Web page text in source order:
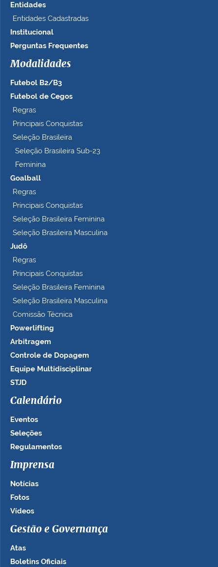
Entidades
Entidades Cadastradas
Institucional
Perguntas Frequentes
Modalidades
Futebol B2/B3
Futebol de Cegos
Regras
Principais Conquistas
Seleção Brasileira
Seleção Brasileira Sub-23
Feminina
Goalball
Regras
Principais Conquistas
Seleção Brasileira Feminina
Seleção Brasileira Masculina
Judô
Regras
Principais Conquistas
Seleção Brasileira Feminina
Seleção Brasileira Masculina
Comissão Técnica
Powerlifting
Arbitragem
Controle de Dopagem
Equipe Multidisciplinar
STJD
Calendário
Eventos
Seleções
Regulamentos
Imprensa
Notícias
Fotos
Vídeos
Gestão e Governança
Atas
Boletins Oficiais